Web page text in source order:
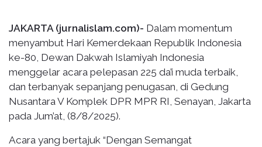
JAKARTA (jurnalislam.com)- Dalam momentum
menyambut Hari Kemerdekaan Republik Indonesia
ke-80, Dewan Dakwah Islamiyah Indonesia
menggelar acara pelepasan 225 da’i muda terbaik,
dan terbanyak sepanjang penugasan, di Gedung
Nusantara V Komplek DPR MPR RI, Senayan, Jakarta
pada Jum’at, (8/8/2025).
Acara yang bertajuk “Dengan Semangat